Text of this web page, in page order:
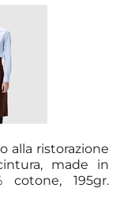
alla ristorazione
made in
cotone, 195gr.